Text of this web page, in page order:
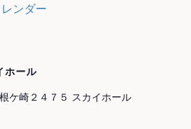
ンダー
ホール
ケ崎２４７５ スカイホール